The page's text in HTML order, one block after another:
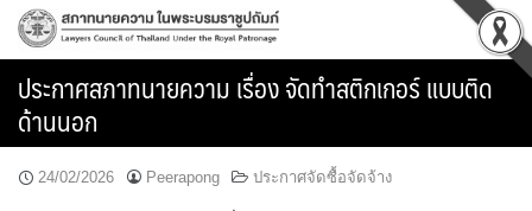
Skip
ประกาศสภาทนายความ เรื่อง จัดทำสติกเกอร์ แบบติด
ด้านนอก
24/02/2026 Peerapong ประกาศจัดซื้อจัดจ้าง